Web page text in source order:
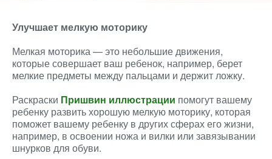
Улучшает мелкую моторику
Мелкая моторика — это небольшие движения,
которые совершает ваш ребенок, например, берет
мелкие предметы между пальцами и держит ложку.
Раскраски Пришвин иллюстрации помогут вашему
ребенку развить хорошую мелкую моторику, которая
поможет вашему ребенку в других сферах его жизни,
например, в освоении ножа и вилки или завязывании
шнурков для обуви.